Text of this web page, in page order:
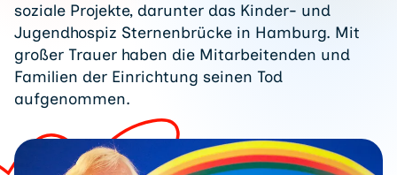
soziale Projekte, darunter das Kinder- und
Jugendhospiz Sternenbrücke in Hamburg. Mit
großer Trauer haben die Mitarbeitenden und
Familien der Einrichtung seinen Tod
aufgenommen.